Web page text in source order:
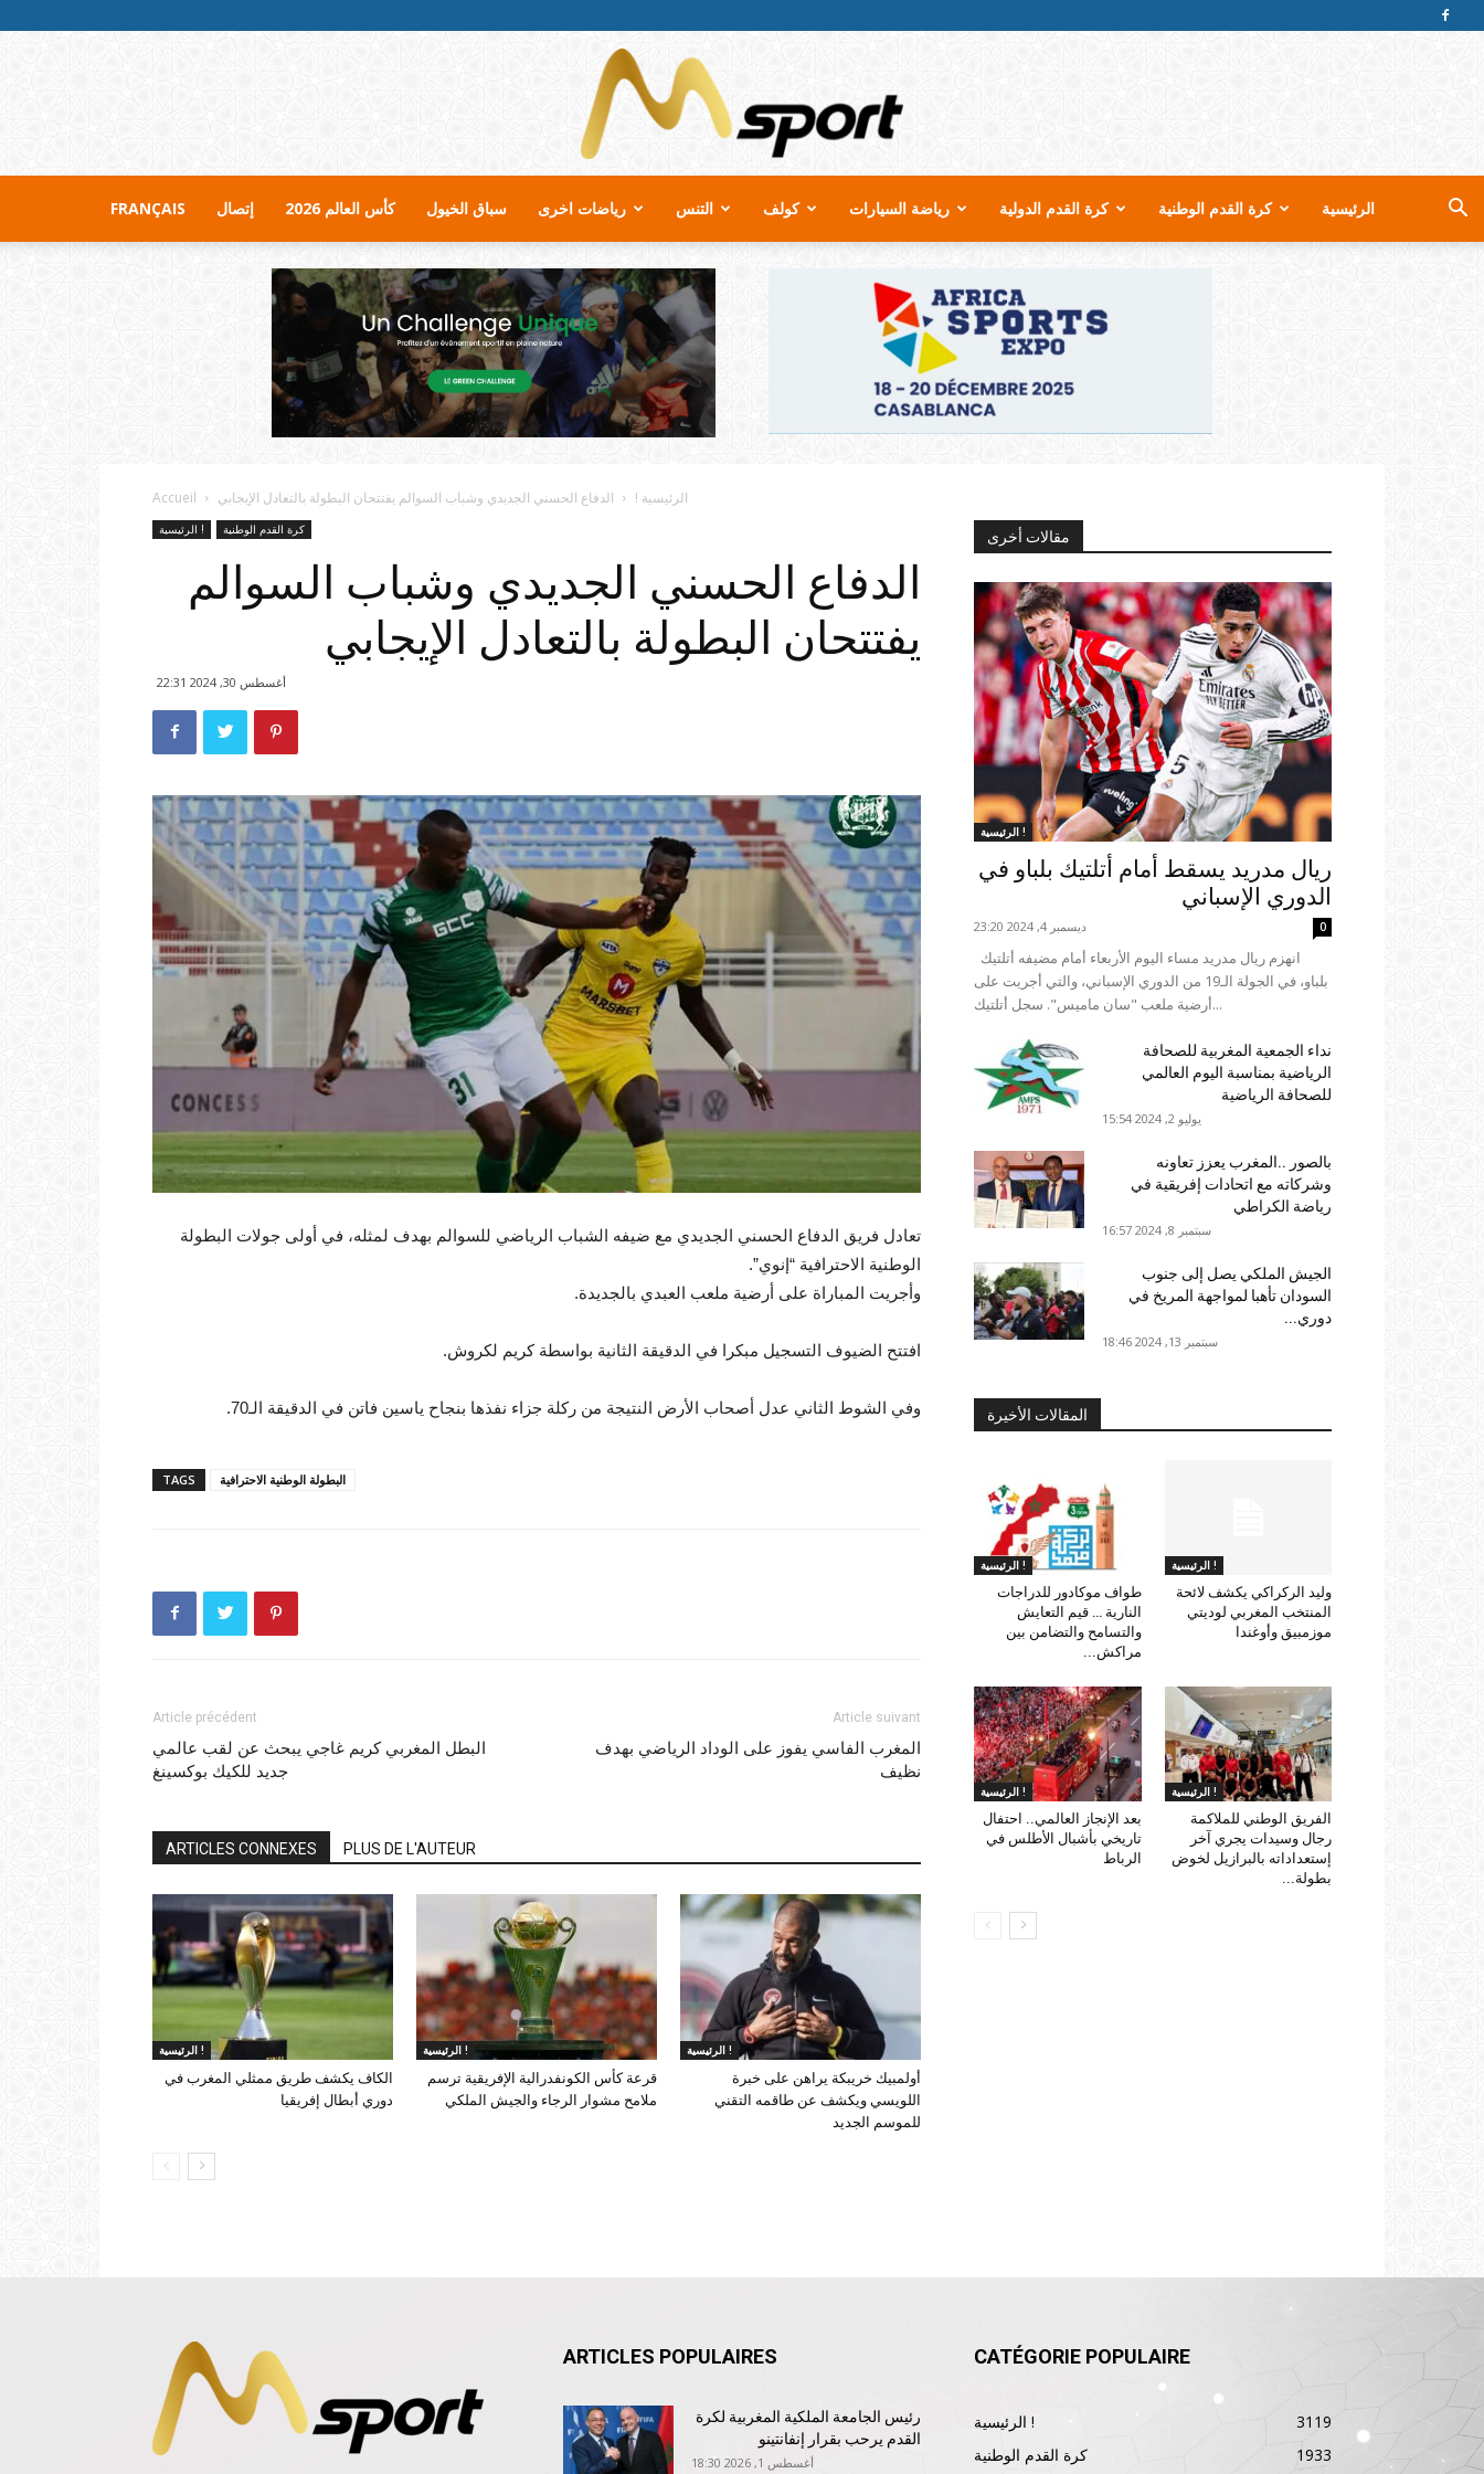
MSport.ma
FRANÇAIS إتصال كأس العالم 2026 سباق الخيول رياضات اخرى التنس كولف رياضة السيارات كرة القدم الدولية كرة القدم الوطنية الرئيسية
Accueil الرئيسية ! الدفاع الحسني الجديدي وشباب السوالم يفتتحان البطولة بالتعادل الإيجابي
الرئيسية ! كرة القدم الوطنية
الدفاع الحسني الجديدي وشباب السوالم
يفتتحان البطولة بالتعادل الإيجابي
أغسطس 30, 2024 22:31
تعادل فريق الدفاع الحسني الجديدي مع ضيفه الشباب الرياضي للسوالم بهدف لمثله، في أولى جولات البطولة
الوطنية الاحترافية “إنوي”.
وأجريت المباراة على أرضية ملعب العبدي بالجديدة.
افتتح الضيوف التسجيل مبكرا في الدقيقة الثانية بواسطة كريم لكروش.
وفي الشوط الثاني عدل أصحاب الأرض النتيجة من ركلة جزاء نفذها بنجاح ياسين فاتن في الدقيقة الـ70.
TAGS البطولة الوطنية الاحترافية
Article précédent
البطل المغربي كريم غاجي يبحث عن لقب عالمي
جديد للكيك بوكسينغ
Article suivant
المغرب الفاسي يفوز على الوداد الرياضي بهدف
نظيف
ARTICLES CONNEXES PLUS DE L'AUTEUR
الرئيسية !
الكاف يكشف طريق ممثلي المغرب في
دوري أبطال إفريقيا
الرئيسية !
قرعة كأس الكونفدرالية الإفريقية ترسم
ملامح مشوار الرجاء والجيش الملكي
الرئيسية !
أولمبيك خريبكة يراهن على خبرة
اللويسي ويكشف عن طاقمه التقني
للموسم الجديد
مقالات أخرى
الرئيسية !
ريال مدريد يسقط أمام أتلتيك بلباو في
الدوري الإسباني
ديسمبر 4, 2024 23:20 0
بلباو، في الجولة الـ19 من الدوري الإسباني، والتي أجريت على
أرضية ملعب "سان ماميس". سجل أتلتيك...
نداء الجمعية المغربية للصحافة
الرياضية بمناسبة اليوم العالمي
للصحافة الرياضية
يوليو 2, 2024 15:54
بالصور ..المغرب يعزز تعاونه
وشركاته مع اتحادات إفريقية في
رياضة الكراطي
سبتمبر 8, 2024 16:57
الجيش الملكي يصل إلى جنوب
السودان تأهبا لمواجهة المريخ في
دوري...
سبتمبر 13, 2024 18:46
المقالات الأخيرة
الرئيسية !
طواف موكادور للدراجات
النارية … قيم التعايش
والتسامح والتضامن بين
مراكش...
الرئيسية !
وليد الركراكي يكشف لائحة
المنتخب المغربي لوديتي
موزمبيق وأوغندا
الرئيسية !
بعد الإنجاز العالمي.. احتفال
تاريخي بأشبال الأطلس في
الرباط
الرئيسية !
الفريق الوطني للملاكمة
رجال وسيدات يجري آخر
إستعداداته بالبرازيل لخوض
بطولة...
ARTICLES POPULAIRES
رئيس الجامعة الملكية المغربية لكرة
القدم يرحب بقرار إنفانتينو
أغسطس 1, 2026 18:30
CATÉGORIE POPULAIRE
الرئيسية !
3119
كرة القدم الوطنية
1933